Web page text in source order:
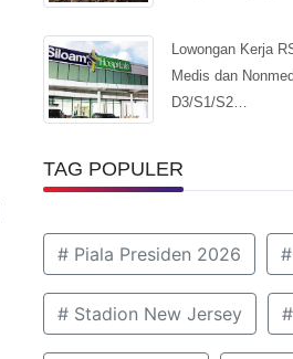
Lowongan Kerja
Medis dan
D3/S1/S2…
TAG POPULER
# Piala Presiden 2026
# Stadion New Jersey